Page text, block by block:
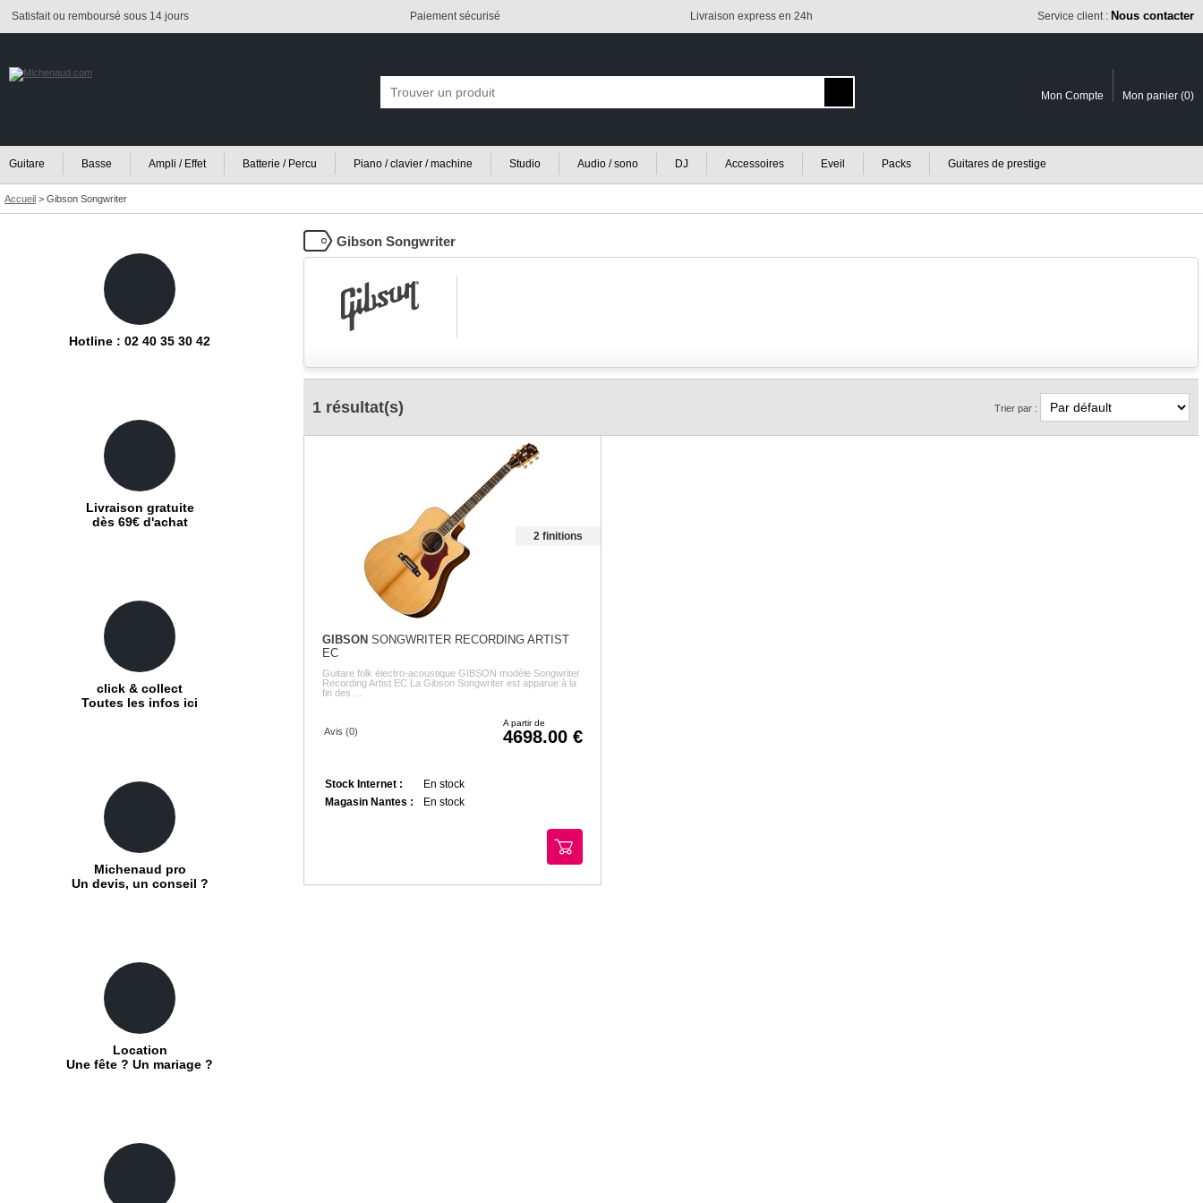
Satisfait ou remboursé sous 14 jours Paiement sécurisé Livraison express en 24h Service client : Nous contacter
Mon Compte Mon panier (0)
Guitare Basse Ampli / Effet Batterie / Percu Piano / clavier / machine Studio Audio / sono DJ Accessoires Eveil Packs Guitares de prestige
Accueil > Gibson Songwriter
Gibson Songwriter
1 résultat(s) Trier par :
2 finitions
GIBSONSONGWRITER RECORDING ARTIST
EC
Guitare folk électro-acoustique GIBSON modèle Songwriter
Recording Artist EC La Gibson Songwriter est apparue à la
fin des ...
Avis (0)
A partir de
4698.00
Stock Internet :
En stock
Magasin Nantes :
En stock
Hotline : 02 40 35 30 42
Livraison gratuite
dès 69€ d'achat
click & collect
Toutes les infos ici
Michenaud pro
Un devis, un conseil ?
Location
Une fête ? Un mariage ?